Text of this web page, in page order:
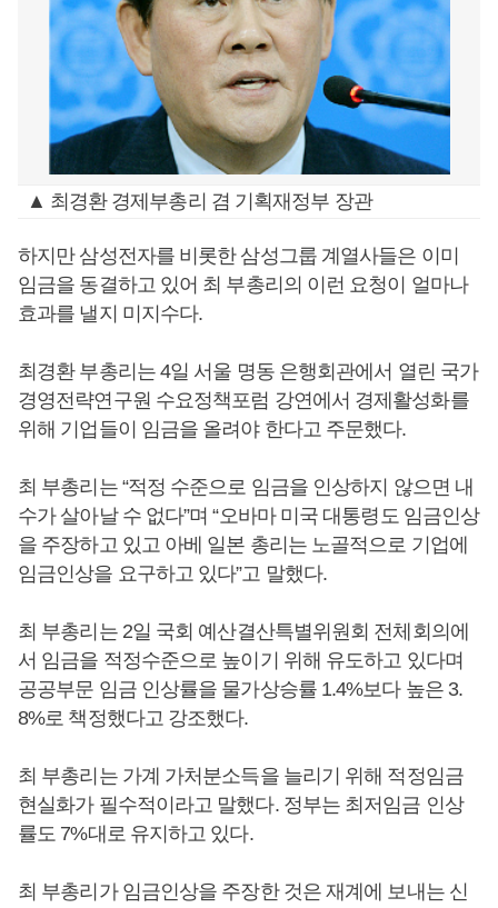
▲ 최경환 경제부총리 겸 기획재정부 장관
하지만 삼성전자를 비롯한 삼성그룹 계열사들은 이미
임금을 동결하고 있어 최 부총리의 이런 요청이 얼마나
효과를 낼지 미지수다.
최경환 부총리는 4일 서울 명동 은행회관에서 열린 국가
경영전략연구원 수요정책포럼 강연에서 경제활성화를
위해 기업들이 임금을 올려야 한다고 주문했다.
최 부총리는 “적정 수준으로 임금을 인상하지 않으면 내
수가 살아날 수 없다”며 “오바마 미국 대통령도 임금인상
을 주장하고 있고 아베 일본 총리는 노골적으로 기업에
임금인상을 요구하고 있다”고 말했다.
최 부총리는 2일 국회 예산결산특별위원회 전체회의에
서 임금을 적정수준으로 높이기 위해 유도하고 있다며
공공부문 임금 인상률을 물가상승률 1.4%보다 높은 3.
8%로 책정했다고 강조했다.
최 부총리는 가계 가처분소득을 늘리기 위해 적정임금
현실화가 필수적이라고 말했다. 정부는 최저임금 인상
률도 7%대로 유지하고 있다.
최 부총리가 임금인상을 주장한 것은 재계에 보내는 신